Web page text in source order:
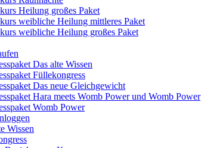
Heilung großes Paket
weibliche Heilung mittleres Paket
weibliche Heilung großes Paket
Das alte Wissen
Füllekongress
Das neue Gleichgewicht
Hara meets Womb Power und Womb Power
Womb Power
Wissen